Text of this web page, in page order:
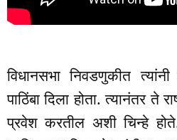
विधानसभा निवडणुकीत
पाठिंबा दिला होता. त्यानंतर ते
प्रवेश करतील अशी चिन्हे